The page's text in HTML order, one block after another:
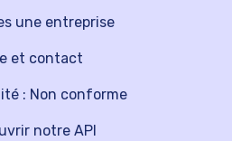
une entreprise
notre API
et contact
: Non conforme